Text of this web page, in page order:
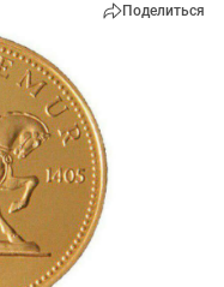
Поделиться